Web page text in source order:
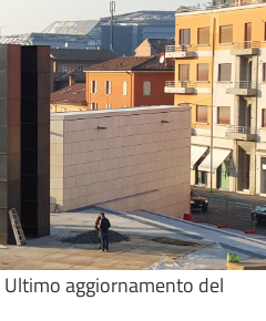
aggiornamento del